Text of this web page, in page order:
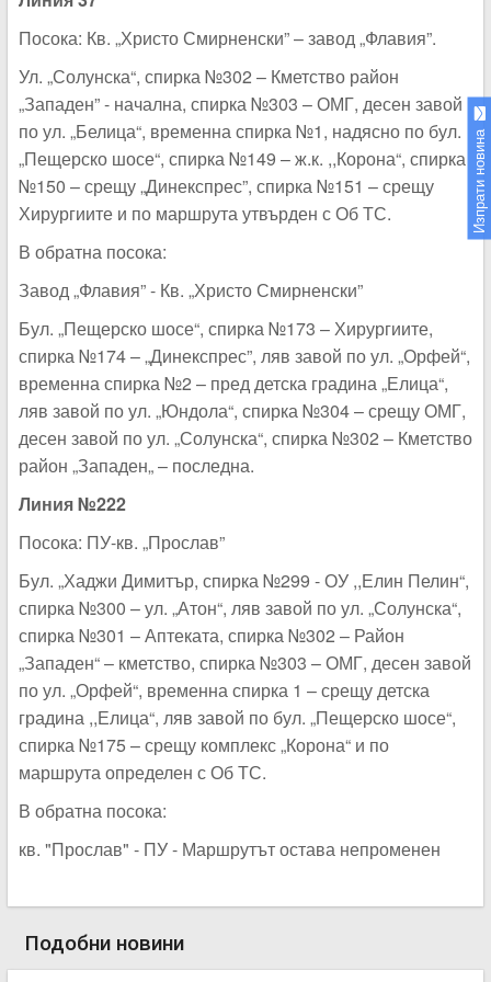
Посока: Кв. „Христо Смирненски” – завод „Флавия”.
Ул. „Солунска“, спирка №302 – Кметство район
„Западен” - начална, спирка №303 – ОМГ, десен завой
по ул. „Белица“, временна спирка №1, надясно по бул.
„Пещерско шосе“, спирка №149 – ж.к. ,,Корона“, спирка
№150 – срещу „Динекспрес”, спирка №151 – срещу
Хирургиите и по маршрута утвърден с Об ТС.
В обратна посока:
Завод „Флавия” - Кв. „Христо Смирненски”
Бул. „Пещерско шосе“, спирка №173 – Хирургиите,
спирка №174 – „Динекспрес”, ляв завой по ул. „Орфей“,
временна спирка №2 – пред детска градина „Елица“,
ляв завой по ул. „Юндола“, спирка №304 – срещу ОМГ,
десен завой по ул. „Солунска“, спирка №302 – Кметство
район „Западен„ – последна.
Линия №222
Посока: ПУ-кв. „Прослав”
Бул. „Хаджи Димитър, спирка №299 - ОУ ,,Елин Пелин“,
спирка №300 – ул. „Атон“, ляв завой по ул. „Солунска“,
спирка №301 – Аптеката, спирка №302 – Район
„Западен“ – кметство, спирка №303 – ОМГ, десен завой
по ул. „Орфей“, временна спирка 1 – срещу детска
градина ,,Елица“, ляв завой по бул. „Пещерско шосе“,
спирка №175 – срещу комплекс „Корона“ и по
маршрута определен с Об ТС.
В обратна посока:
кв. "Прослав" - ПУ - Маршрутът остава непроменен
Подобни новини
Изпрати новина